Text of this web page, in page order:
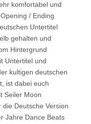
komfortabel und
/ Ending
Untertitel
gehalten und
Hintergrund
Untertitel und
kultigen deutschen
ist dabei euch
Seiler Moon
Deutsche Version
Jahre Dance Beats